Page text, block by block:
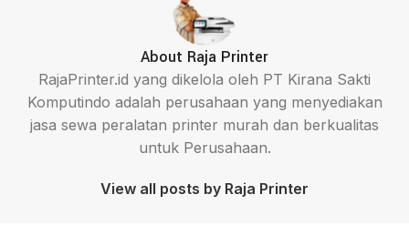
About Raja Printer
RajaPrinter.id yang dikelola oleh PT Kirana Sakti
Komputindo adalah perusahaan yang menyediakan
jasa sewa peralatan printer murah dan berkualitas
untuk Perusahaan.
View all posts by Raja Printer